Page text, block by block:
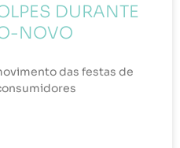
DURANTE
NOVO
das festas de